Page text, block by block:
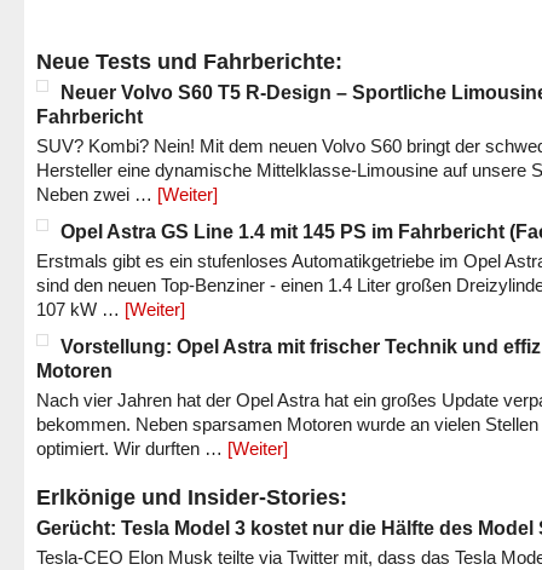
Neue Tests und Fahrberichte:
Neuer Volvo S60 T5 R-Design – Sportliche
Fahrbericht
SUV? Kombi? Nein! Mit dem neuen Volvo S60 bringt der
Hersteller eine dynamische Mittelklasse-Limousine auf unsere
Neben zwei … [Weiter]
Opel Astra GS Line 1.4 mit 145 PS im Fahrbericht
Erstmals gibt es ein stufenloses Automatikgetriebe im Opel
sind den neuen Top-Benziner - einen 1.4 Liter großen
107 kW … [Weiter]
Vorstellung: Opel Astra mit frischer Technik und
Motoren
Nach vier Jahren hat der Opel Astra hat ein großes Update
bekommen. Neben sparsamen Motoren wurde an vielen Stellen
optimiert. Wir durften … [Weiter]
Erlkönige und Insider-Stories:
Gerücht: Tesla Model 3 kostet nur die Hälfte des Model
Tesla-CEO Elon Musk teilte via Twitter mit, dass das Tesla